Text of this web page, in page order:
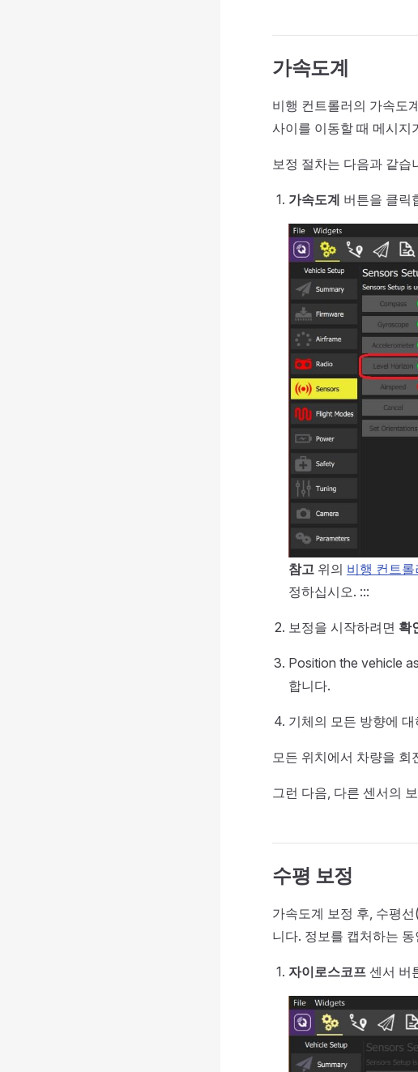
가속도계
비행 컨트롤러의 가속도
사이를 이동할 때 메시지
보정 절차는 다음과 같습
가속도계 버튼을 클릭
참고 위의 비행 컨트
정하십시오. :::
보정을 시작하려면 확
Position the vehicle
합니다.
기체의 모든 방향에
모든 위치에서 차량을 회
그런 다음, 다른 센서의
수평 보정
가속도계 보정 후, 수평
니다. 정보를 캡처하는
자이로스코프 센서 버